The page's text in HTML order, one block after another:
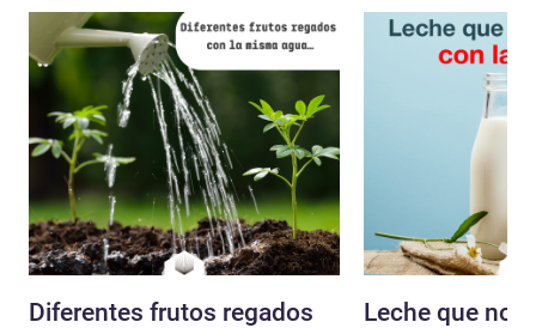
Diferentes frutos regados
Leche que no